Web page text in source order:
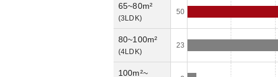
65~80m²
(3LDK)
50
80~100m²
(4LDK)
23
100m²~